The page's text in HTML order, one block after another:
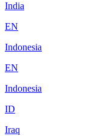
India
EN
Indonesia
EN
Indonesia
ID
Iraq